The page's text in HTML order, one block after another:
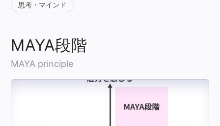
思考・マインド
MAYA段階
MAYA principle